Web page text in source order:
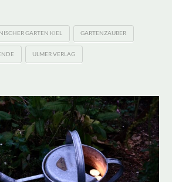
GARTEN KIEL GARTENZAUBER
ULMER VERLAG